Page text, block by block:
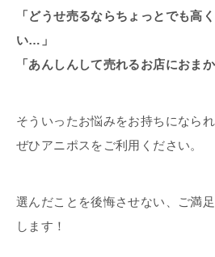
「どうせ売るならちょっとでも高
い…」
「あんしんして売れるお店におま
そういったお悩みをお持ちになら
ぜひアニポスをご利用ください。
選んだことを後悔させない、ご満
します！